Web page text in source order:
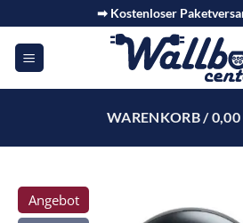
➡ Kostenloser
WARENKORB /0,00
Angebot